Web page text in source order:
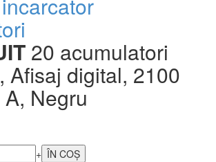
20 acumulatori
Afisaj digital, 2100
Negru
+